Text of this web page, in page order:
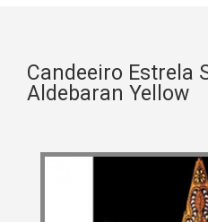
Candeeiro Estrela
Aldebaran Yellow